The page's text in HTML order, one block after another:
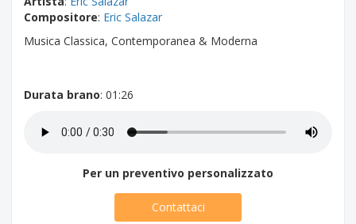
Compositore: Eric Salazar
Musica Classica, Contemporanea & Moderna
Durata brano: 01:26
Per un preventivo personalizzato
Contattaci